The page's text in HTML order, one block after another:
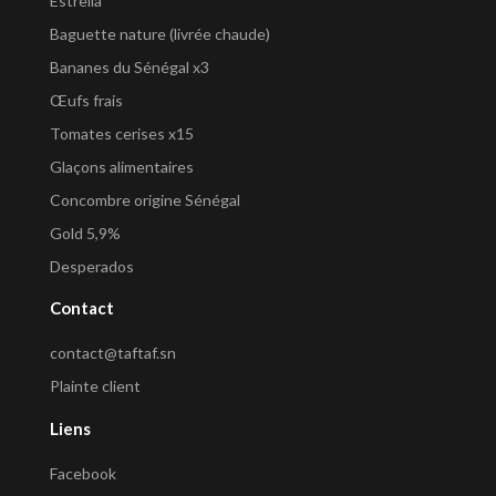
Baguette nature (livrée chaude)
Bananes du Sénégal x3
Œufs frais
Tomates cerises x15
Glaçons alimentaires
Concombre origine Sénégal
Gold 5,9%
Desperados
Contact
contact@taftaf.sn
Plainte client
Liens
Facebook